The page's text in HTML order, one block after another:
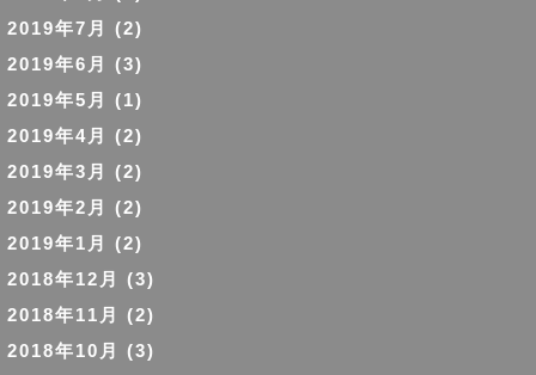
2019年7月
(2)
2019年6月
(3)
2019年5月
(1)
2019年4月
(2)
2019年3月
(2)
2019年2月
(2)
2019年1月
(2)
2018年12月
(3)
2018年11月
(2)
2018年10月
(3)